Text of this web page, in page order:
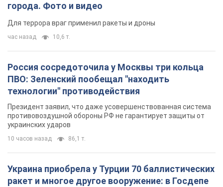
города. Фото и видео
Для террора враг применил ракеты и дроны
час назад 10,6 т.
Россия сосредоточила у Москвы три кольца
ПВО: Зеленский пообещал "находить
технологии" противодействия
Президент заявил, что даже усовершенствованная система
противовоздушной обороны РФ не гарантирует защиты от
украинских ударов
10 часов назад 86,1 т.
Украина приобрела у Турции 70 баллистических
ракет и многое другое вооружение: в Госдепе